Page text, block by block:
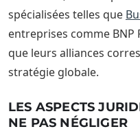
spécialisées telles que
entreprises comme BNP
que leurs alliances
stratégie globale.
LES ASPECTS
NE PAS NÉGLIGER